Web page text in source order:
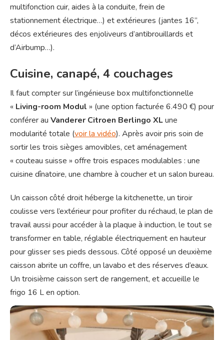
multifonction cuir, aides à la conduite, frein de
stationnement électrique…) et extérieures (jantes 16’’,
décos extérieures des enjoliveurs d’antibrouillards et
d’Airbump…).
Cuisine, canapé, 4 couchages
Il faut compter sur l’ingénieuse box multifonctionnelle
« Living-room Modul » (une option facturée 6.490 €) pour
conférer au Vanderer Citroen Berlingo XLune
modularité totale (voir la vidéo). Après avoir pris soin de
sortir les trois sièges amovibles, cet aménagement
« couteau suisse » offre trois espaces modulables : une
cuisine dînatoire, une chambre à coucher et un salon bureau.
Un caisson côté droit héberge la kitchenette, un tiroir
coulisse vers l’extérieur pour profiter du réchaud, le plan de
travail aussi pour accéder à la plaque à induction, le tout se
transformer en table, réglable électriquement en hauteur
pour glisser ses pieds dessous. Côté opposé un deuxième
caisson abrite un coffre, un lavabo et des réserves d’eaux.
Un troisième caisson sert de rangement, et accueille le
frigo 16 L en option.